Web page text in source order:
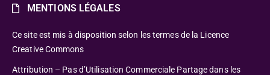
MENTIONS LÉGALES
Ce site est mis à disposition selon les termes de la Licence
Creative Commons
Attribution – Pas d’Utilisation Commerciale Partage dans les